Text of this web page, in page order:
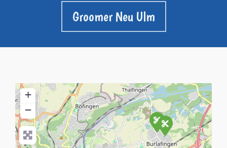
Groomer Neu Ulm
+
−